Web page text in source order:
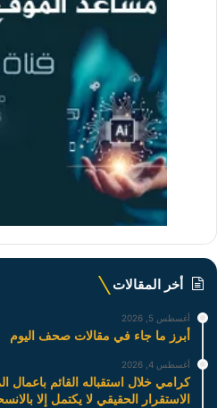
أخر المقالات
أغسطس 5, 2026
أبرز ما جاء في مقالات صحف اليوم
أغسطس 4, 2026
كرامي خلال استقباله القائم باعمال
الاستقرار الحقيقي لا يكتمل إلا